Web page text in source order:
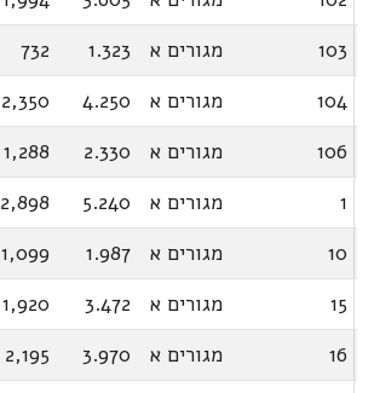
103
מגורים א 1.323
732
104
מגורים א 4.250
2,350
106
מגורים א 2.330
1,288
1
מגורים א 5.240
2,898
10
מגורים א 1.987
1,099
15
מגורים א 3.472
1,920
16
מגורים א 3.970
2,195